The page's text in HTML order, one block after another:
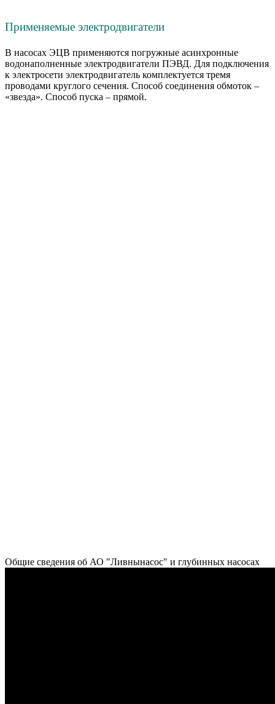
Применяемые электродвигатели
В насосах ЭЦВ применяются погружные асинхронные
водонаполненные электродвигатели ПЭВД. Для подключения
к электросети электродвигатель комплектуется тремя
проводами круглого сечения. Способ соединения обмоток –
«звезда». Способ пуска – прямой.
Общие сведения об АО "Ливнынасос" и глубинных насосах